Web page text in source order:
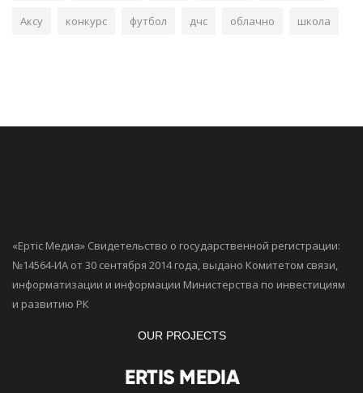
Аксу конкурс футбол дчс облачно школа
«Ертiс Медиа» Свидетельство о государственной регистрации:
№14564-ИА от 30 сентября 2014 года, выдано Комитетом связи,
информатизации и информации Министерства по инвестициям
и развитию РК
OUR PROJECTS